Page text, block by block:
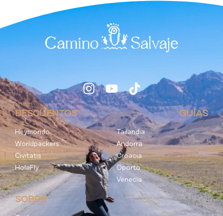
DESCUENTOS
Heymondo
Worldpackers
Civitatis
HolaFly
GUÍAS
Tailandia
Andorra
Croacia
Oporto
Venecia
SOBRE